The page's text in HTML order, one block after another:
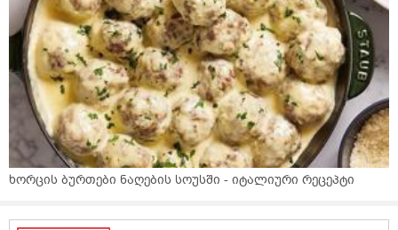
ხორცის ბურთები ნაღების სოუსში - იტალიური რეცეპტი